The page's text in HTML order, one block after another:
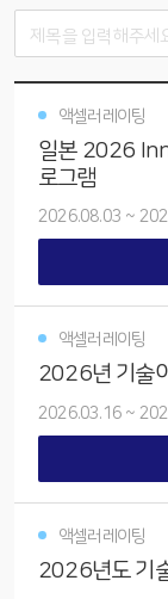
액셀러레이팅
일본 2026
로그램
2026.08.03 ~
액셀러레이팅
2026년 기술
2026.03.16 ~
액셀러레이팅
2026년도 기